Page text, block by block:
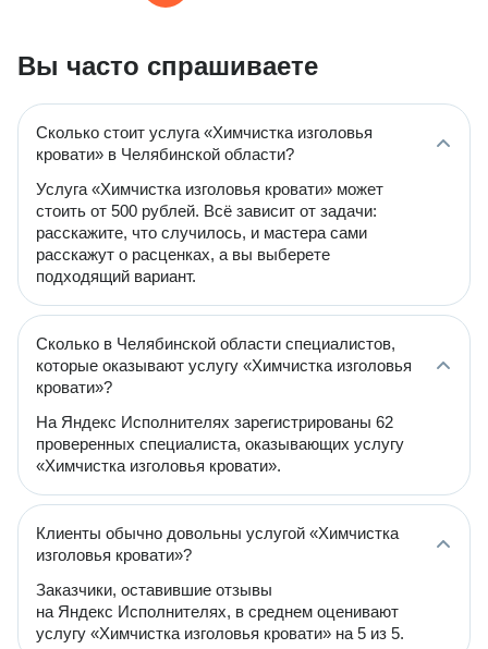
Вы часто спрашиваете
Сколько стоит услуга «Химчистка изголовья
кровати» в Челябинской области?
Услуга «Химчистка изголовья кровати» может
стоить от 500 рублей. Всё зависит от задачи:
расскажите, что случилось, и мастера сами
расскажут о расценках, а вы выберете
подходящий вариант.
Сколько в Челябинской области специалистов,
которые оказывают услугу «Химчистка изголовья
кровати»?
На Яндекс Исполнителях зарегистрированы 62
проверенных специалиста, оказывающих услугу
«Химчистка изголовья кровати».
Клиенты обычно довольны услугой «Химчистка
изголовья кровати»?
Заказчики, оставившие отзывы
на Яндекс Исполнителях, в среднем оценивают
услугу «Химчистка изголовья кровати» на 5 из 5.